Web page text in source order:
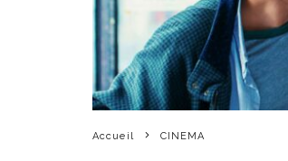
Accueil CINEMA